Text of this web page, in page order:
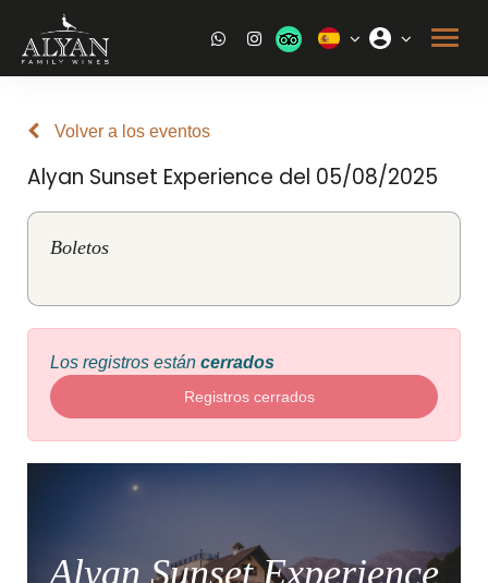
Volver a los eventos
Alyan Sunset Experience del 05/08/2025
Boletos
Los registros están cerrados
Registros cerrados
Alyan Sunset Experience